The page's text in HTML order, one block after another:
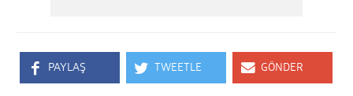
PAYLAŞ TWEETLE GÖNDER